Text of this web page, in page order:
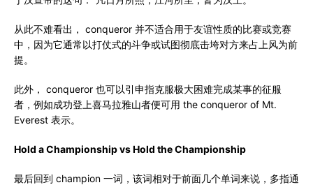
从此不难看出， conqueror 并不适合用于友谊性质的比赛或竞赛
中，因为它通常以打仗式的斗争或试图彻底击垮对方来占上风为前
提。
此外， conqueror 也可以引申指克服极大困难完成某事的征服
者，例如成功登上喜马拉雅山者便可用 the conqueror of Mt.
Everest 表示。
Hold a Championship vs Hold the Championship
最后回到 champion 一词，该词相对于前面几个单词来说，多指通